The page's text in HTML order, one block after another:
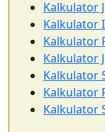
Kalkulator
Kalkulator
Kalkulator
Kalkulator
Kalkulator
Kalkulator
Kalkulator